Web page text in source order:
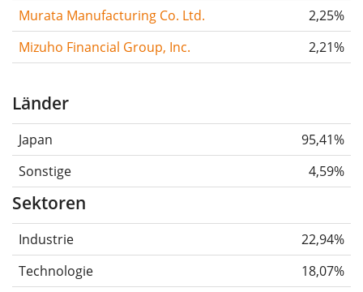
Murata Manufacturing Co. Ltd.
2,25%
Mizuho Financial Group, Inc.
2,21%
Länder
Japan
95,41%
Sonstige
4,59%
Sektoren
Industrie
22,94%
Technologie
18,07%